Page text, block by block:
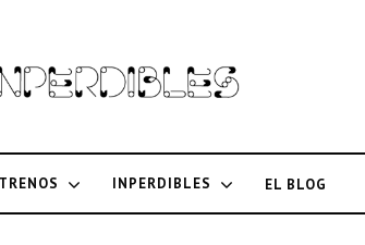
INPERDIBLES EL BLOG